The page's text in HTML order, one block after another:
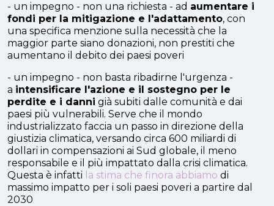
- un impegno - non una richiesta - ad aumentare i
fondi per la mitigazione e l'adattamento, con
una specifica menzione sulla necessità che la
maggior parte siano donazioni, non prestiti che
aumentano il debito dei paesi poveri
- un impegno - non basta ribadirne l'urgenza -
a intensificare l'azione e il sostegno per le
perdite e i danni già subiti dalle comunità e dai
paesi più vulnerabili. Serve che il mondo
industrializzato faccia un passo in direzione della
giustizia climatica, versando circa 600 miliardi di
dollari in compensazioni ai Sud globale, il meno
responsabile e il più impattato dalla crisi climatica.
Questa è infatti la stima che finora abbiamo di
massimo impatto per i soli paesi poveri a partire dal
2030